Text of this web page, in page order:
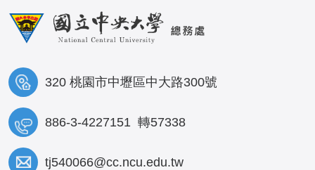
320 桃園市中壢區中大路300號
886-3-4227151 轉57338
tj540066@cc.ncu.edu.tw